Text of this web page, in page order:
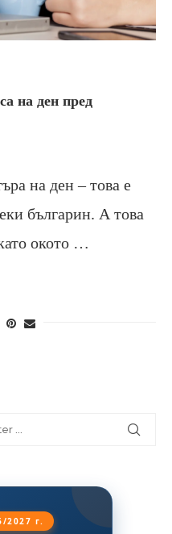
на ден пред
на ден – това е
българин. А това
окото …
2027 г.